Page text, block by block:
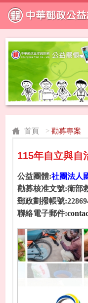
首頁 > 勸募專案
115年自立與自
公益團體:社團法人
勸募核准文號:衛部
郵政劃撥帳號
聯絡電子郵件: